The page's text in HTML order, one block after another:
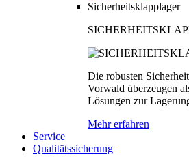
Sicherheitsklapplager
Die robusten
Vorwald überzeugen
Lösungen zur
Mehr erfahren
Service
Qualitätssicherung